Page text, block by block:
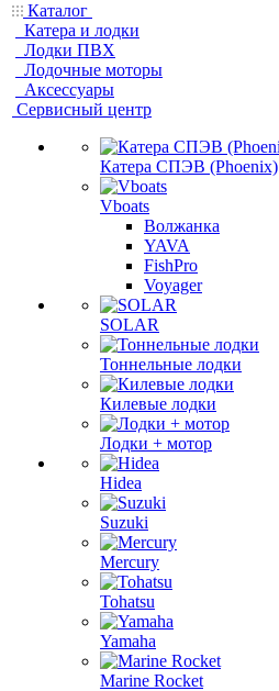
Каталог
Катера и лодки
Лодки ПВХ
Лодочные моторы
Аксессуары
Сервисный центр
Катера СПЭВ (Phoenix)
Vboats
Волжанка
YAVA
FishPro
Voyager
SOLAR
Тоннельные лодки
Килевые лодки
Лодки + мотор
Hidea
Suzuki
Mercury
Tohatsu
Yamaha
Marine Rocket